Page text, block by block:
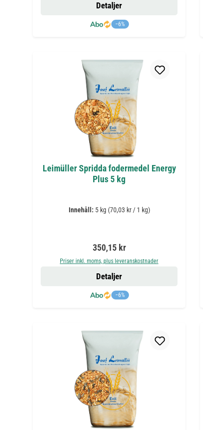
−6%
Detaljer
Leimüller Spridda fodermedel Energy
Plus 5 kg
Innehåll: 5 kg (70,03 kr / 1 kg)
Ordinarie pris:
350,15 kr
Priser inkl. moms, plus leveranskostnader
−6%
Detaljer